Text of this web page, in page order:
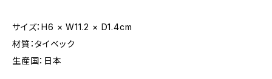
サイズ：H6 × W11.2 × D1.4cm
材質：タイベック
生産国：日本